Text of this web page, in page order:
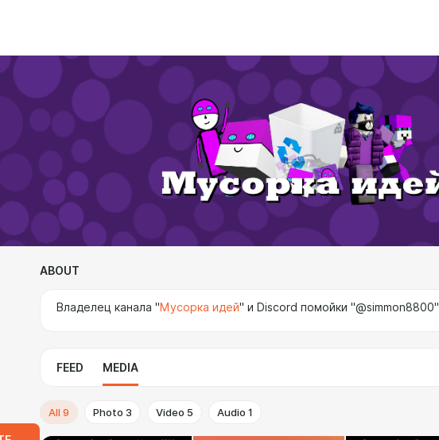
ABOUT
Владелец канала "Мусорка идей" и Discord помойки "@simmon8800"
FEED MEDIA
All 9 Photo 3 Video 5 Audio 1